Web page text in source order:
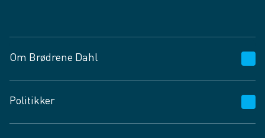
Om Brødrene Dahl
Vagttelefon 30 10 89 89
Spørgsmål og svar
Politikker